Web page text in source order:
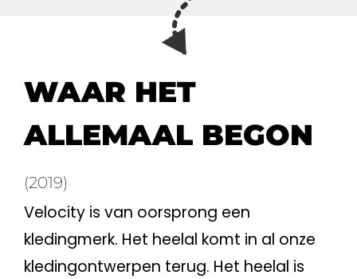
WAAR HET
ALLEMAAL BEGON
(2019)
Velocity is van oorsprong een
kledingmerk. Het heelal komt in al onze
kledingontwerpen terug. Het heelal is